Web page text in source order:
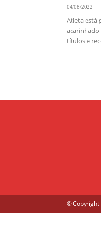
04/08/2022
Atleta está
acarinhado
títulos e
© Copyright